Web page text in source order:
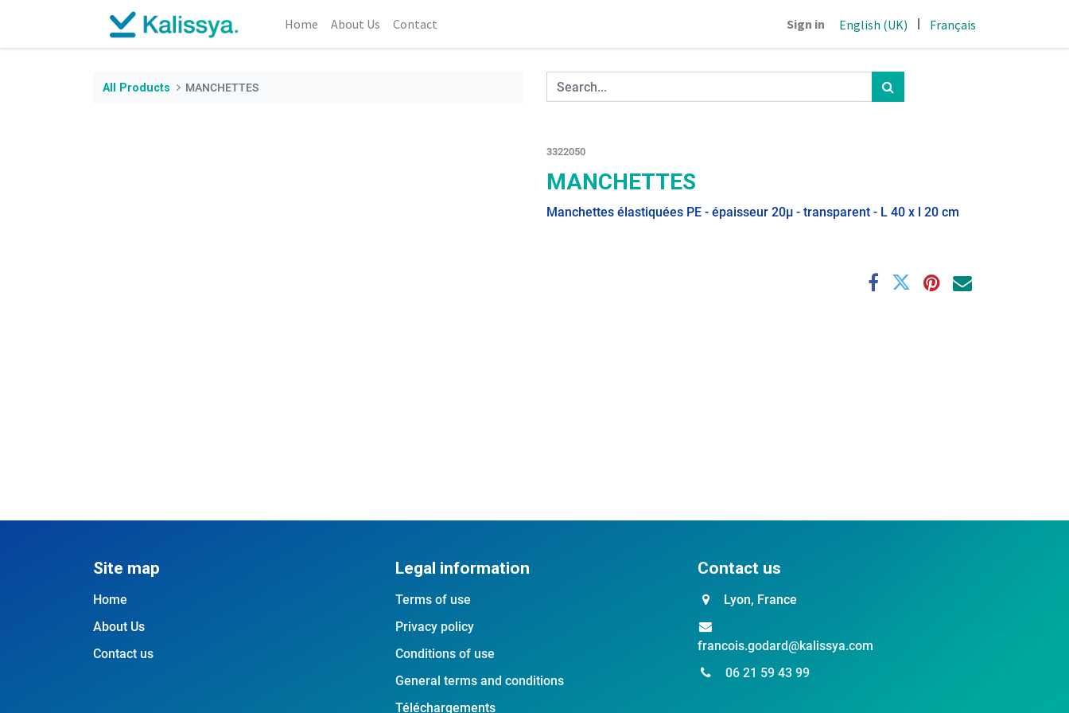
Home About Us Contact Sign in English (UK) | Français
All Products MANCHETTES
3322050
MANCHETTES
Manchettes élastiquées PE - épaisseur 20µ - transparent - L 40 x l 20 cm
Site map
Home
About Us
Contact us
Legal information
Terms of use
Privacy policy
Conditions of use
General terms and conditions
Téléchargements
Contact us
Lyon, France
francois.godard@kalissya.com
06 21 59 43 99